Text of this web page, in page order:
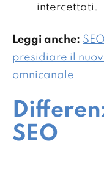
intercettati.
Leggi anche:
presidiare il
omnicanale
SEO